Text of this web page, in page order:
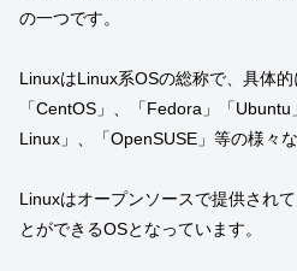
の一つです。
LinuxはLinux系OSの総称で、具体
「CentOS」、「Fedora」「
Linux」、「OpenSUSE」等の様々
Linuxはオープンソースで提供され
とができるOSとなっています。